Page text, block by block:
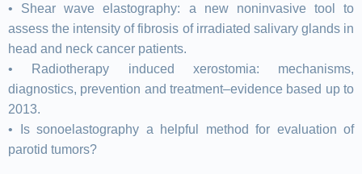
• Shear wave elastography: a new noninvasive tool to
assess the intensity of fibrosis of irradiated salivary glands in
head and neck cancer patients.
• Radiotherapy induced xerostomia: mechanisms,
diagnostics, prevention and treatment–evidence based up to
2013.
• Is sonoelastography a helpful method for evaluation of
parotid tumors?